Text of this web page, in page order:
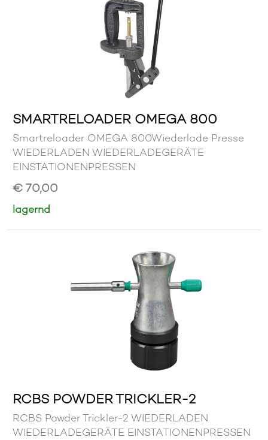
SMARTRELOADER OMEGA 800
Smartreloader OMEGA 800Wiederlade Presse
WIEDERLADEN WIEDERLADEGERÄTE
EINSTATIONENPRESSEN
€ 70,00
lagernd
RCBS POWDER TRICKLER-2
RCBS Powder Trickler-2 WIEDERLADEN
WIEDERLADEGERÄTE EINSTATIONENPRESSEN